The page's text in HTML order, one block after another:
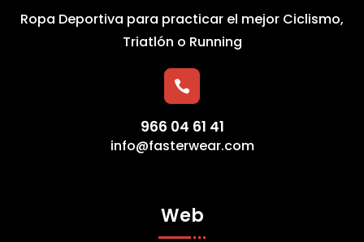
Ropa Deportiva para practicar el mejor Ciclismo,
Triatlón o Running

966 04 61 41
info@fasterwear.com
Web